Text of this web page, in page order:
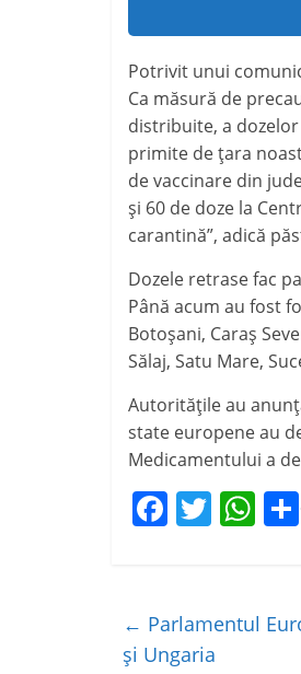
Potrivit unui
Ca măsură de
distribuite, a
primite de țara
de vaccinare din
și 60 de doze la
carantină”, adică
Dozele retrase fac
Până acum au fost
Botoșani, Caraș
Sălaj, Satu Mare,
Autoritățile au
state europene au
Medicamentului a
F
e
b
T
er
W
s
← Parlamentul
și Ungaria